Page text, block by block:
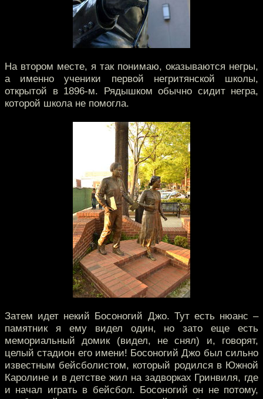
На втором месте, я так понимаю, оказываются негры,
а именно ученики первой негритянской школы,
открытой в 1896-м. Рядышком обычно сидит негра,
которой школа не помогла.
Затем идет некий Босоногий Джо. Тут есть нюанс –
памятник я ему видел один, но зато еще есть
мемориальный домик (видел, не снял) и, говорят,
целый стадион его имени! Босоногий Джо был сильно
известным бейсболистом, который родился в Южной
Каролине и в детстве жил на задворках Гринвиля, где
и начал играть в бейсбол. Босоногий он не потому,